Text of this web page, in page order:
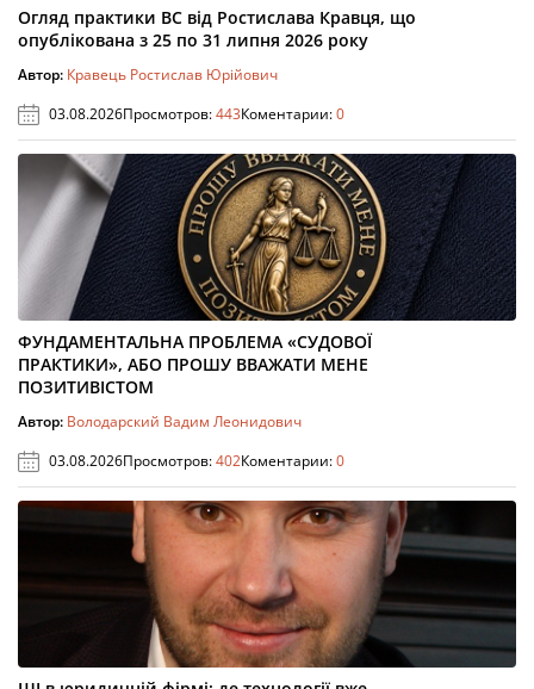
Огляд практики ВС від Ростислава Кравця, що
опублікована з 25 по 31 липня 2026 року
Автор: Кравець Ростислав Юрійович
03.08.2026Просмотров:443Коментарии:0
ФУНДАМЕНТАЛЬНА ПРОБЛЕМА «СУДОВОЇ
ПРАКТИКИ», АБО ПРОШУ ВВАЖАТИ МЕНЕ
ПОЗИТИВІСТОМ
Автор: Володарский Вадим Леонидович
03.08.2026Просмотров:402Коментарии:0